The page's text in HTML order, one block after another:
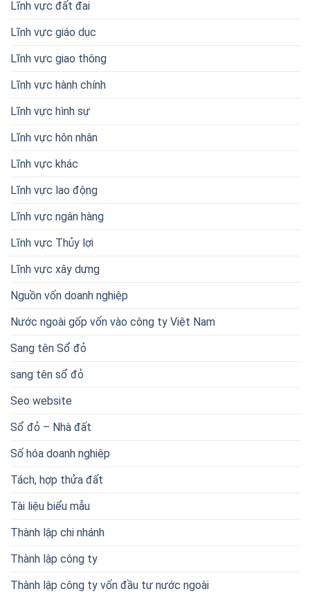
Lĩnh vực đất đai
Lĩnh vực giáo dục
Lĩnh vực giao thông
Lĩnh vực hành chính
Lĩnh vực hình sự
Lĩnh vực hôn nhân
Lĩnh vực khác
Lĩnh vực lao động
Lĩnh vực ngân hàng
Lĩnh vực Thủy lợi
Lĩnh vực xây dựng
Nguồn vốn doanh nghiệp
Nước ngoài gốp vốn vào công ty Việt Nam
Sang tên Sổ đỏ
sang tên sổ đỏ
Seo website
Sổ đỏ – Nhà đất
Số hóa doanh nghiêp
Tách, hợp thửa đất
Tài liệu biểu mẫu
Thành lập chi nhánh
Thành lập công ty
Thành lập công ty vốn đầu tư nước ngoài